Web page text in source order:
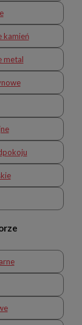
kamień
metal